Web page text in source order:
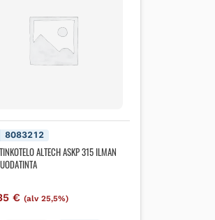
8083212
ALTECH ASKP 315 ILMAN
€ (alv 25,5%)